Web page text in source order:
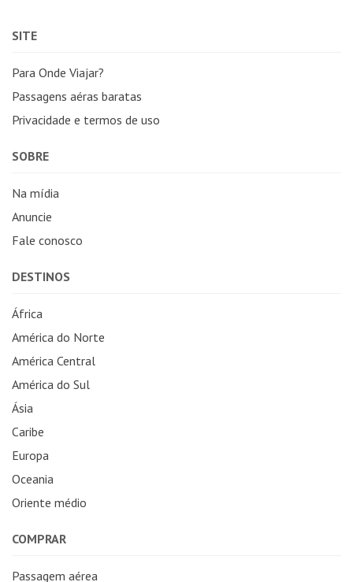
SITE
Para Onde Viajar?
Passagens aéras baratas
Privacidade e termos de uso
SOBRE
Na mídia
Anuncie
Fale conosco
DESTINOS
África
América do Norte
América Central
América do Sul
Ásia
Caribe
Europa
Oceania
Oriente médio
COMPRAR
Passagem aérea